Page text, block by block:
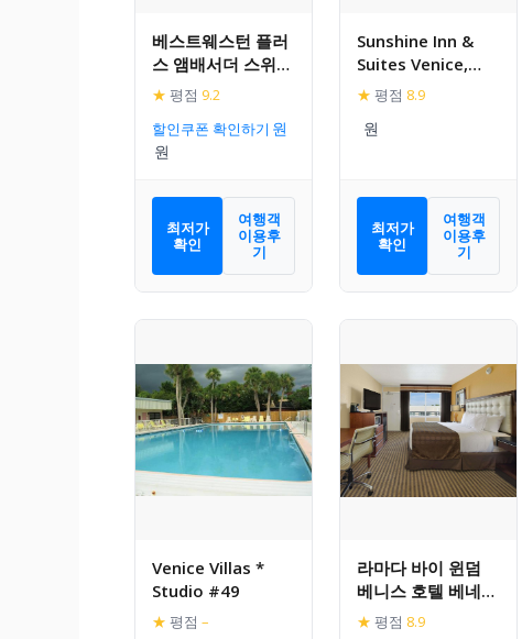
베스트웨스턴 플러
스 앰배서더 스위트
베니스
★ 평점 9.2
할인쿠폰 확인하기
최저가
확인
여행객
이용후
기
Sunshine Inn &
Suites Venice,
Florida
★ 평점 8.9
최저가
확인
여행객
이용후
기
Venice Villas *
Studio #49
★ 평점 –
라마다 바이 윈덤
베니스 호텔 베네치
아
★ 평점 8.9